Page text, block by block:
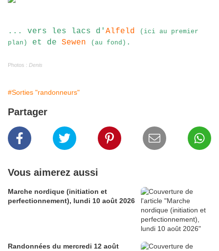
... vers les lacs d' Alfeld
(ici au premier
plan)
et de Sewen (au fond) .
Photos : Denis
#Sorties "randonneurs"
Partager
Vous aimerez aussi
Marche nordique (initiation et
perfectionnement), lundi 10 août 2026
Randonnées du mercredi 12 août